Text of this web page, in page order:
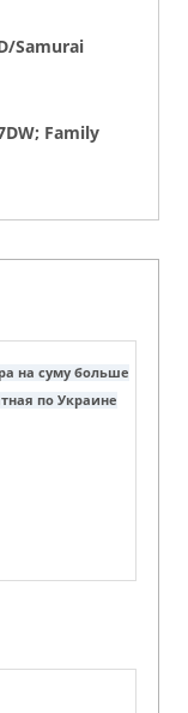
Samurai
Family
на суму больше
по Украине